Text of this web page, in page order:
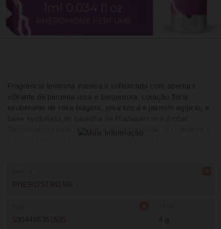
Fragrância feminina intensa e sofisticada com abertura
vibrante de pimenta rosa e bergamota, coração floral
exuberante de rosa búlgara, rosa turca e jasmim egípcio, e
Desenvolvida para reforçar a autoexpressão, a confiança e
PHEROSTRONG
5904405351635 4 g